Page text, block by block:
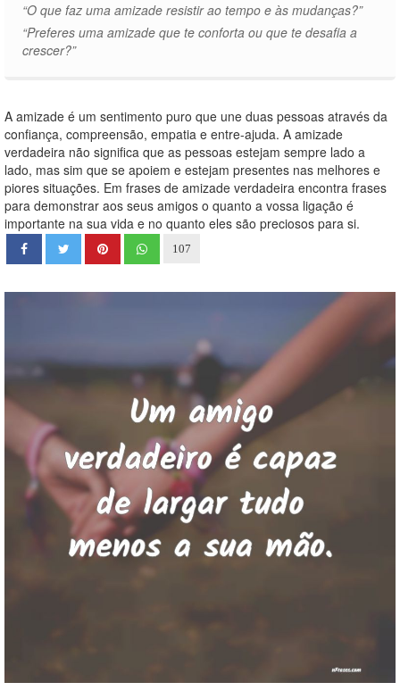
“O que faz uma amizade resistir ao tempo e às mudanças?”
“Preferes uma amizade que te conforta ou que te desafia a
crescer?”
A amizade é um sentimento puro que une duas pessoas através da
confiança, compreensão, empatia e entre-ajuda. A amizade
verdadeira não significa que as pessoas estejam sempre lado a
lado, mas sim que se apoiem e estejam presentes nas melhores e
piores situações. Em frases de amizade verdadeira encontra frases
para demonstrar aos seus amigos o quanto a vossa ligação é
importante na sua vida e no quanto eles são preciosos para si.
107